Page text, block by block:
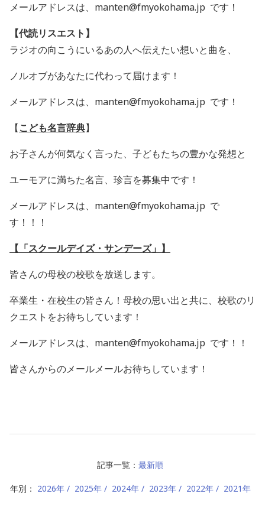
メールアドレスは、manten@fmyokohama.jp です！
【代読リスエスト】
ラジオの向こうにいるあの人へ伝えたい想いと曲を、
ノルオブがあなたに代わって届けます！
メールアドレスは、manten@fmyokohama.jp です！
【こども名言辞典】
お子さんが何気なく言った、 子どもたちの豊かな発想と
ユーモアに満ちた名言、珍言を募集中です！
メールアドレスは、manten@fmyokohama.jp で
す！！！
【「スクールデイズ・サンデーズ」】
皆さんの母校の校歌を放送します。
卒業生・在校生の皆さん！母校の思い出と共に、校歌のリ
クエストをお待ちしています！
メールアドレスは、manten@fmyokohama.jp です！！
皆さんからのメールメールお待ちしています！
記事一覧： 最新順
年別： 2026年 2025年 2024年 2023年 2022年 2021年